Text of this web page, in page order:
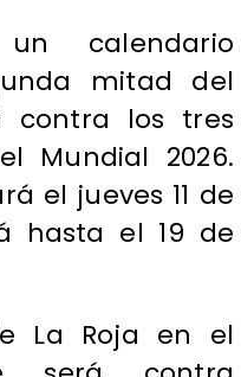
calendario
mitad del
contra los tres
Mundial 2026.
el jueves 11 de
hasta el 19 de
La Roja en el